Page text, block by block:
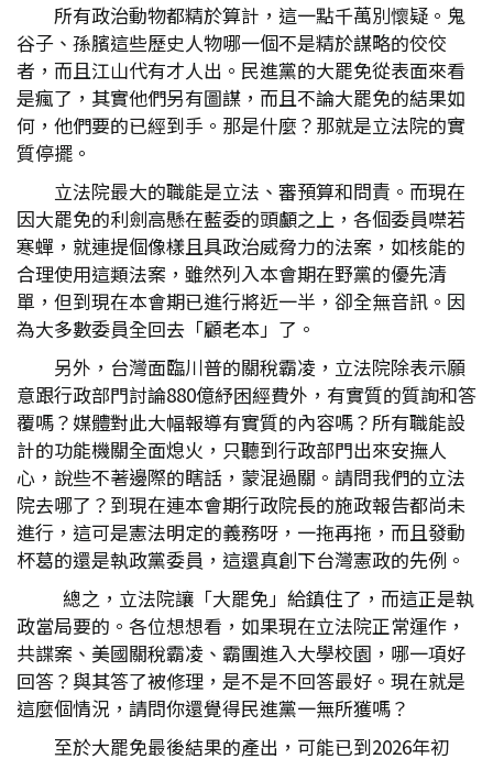
所有政治動物都精於算計，這一點千萬別懷疑。鬼
谷子、孫臏這些歷史人物哪一個不是精於謀略的佼佼
者，而且江山代有才人出。民進黨的大罷免從表面來看
是瘋了，其實他們另有圖謀，而且不論大罷免的結果如
何，他們要的已經到手。那是什麼？那就是立法院的實
質停擺。
立法院最大的職能是立法、審預算和問責。而現在
因大罷免的利劍高懸在藍委的頭顱之上，各個委員噤若
寒蟬，就連提個像樣且具政治威脅力的法案，如核能的
合理使用這類法案，雖然列入本會期在野黨的優先清
單，但到現在本會期已進行將近一半，卻全無音訊。因
為大多數委員全回去「顧老本」了。
另外，台灣面臨川普的關稅霸凌，立法院除表示願
意跟行政部門討論880億紓困經費外，有實質的質詢和答
覆嗎？媒體對此大幅報導有實質的內容嗎？所有職能設
計的功能機關全面熄火，只聽到行政部門出來安撫人
心，說些不著邊際的瞎話，蒙混過關。請問我們的立法
院去哪了？到現在連本會期行政院長的施政報告都尚未
進行，這可是憲法明定的義務呀，一拖再拖，而且發動
杯葛的還是執政黨委員，這還真創下台灣憲政的先例。
總之，立法院讓「大罷免」給鎮住了，而這正是執
政當局要的。各位想想看，如果現在立法院正常運作，
共諜案、美國關稅霸凌、霸團進入大學校園，哪一項好
回答？與其答了被修理，是不是不回答最好。現在就是
這麼個情況，請問你還覺得民進黨一無所獲嗎？
至於大罷免最後結果的產出，可能已到2026年初